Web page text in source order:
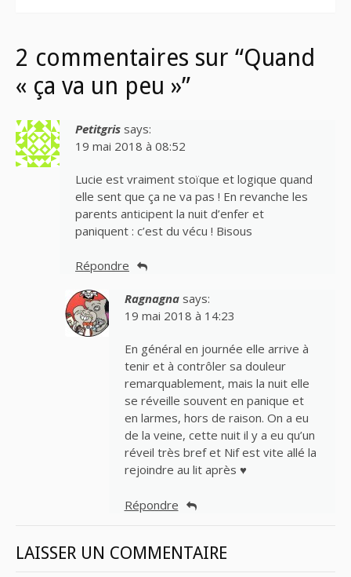
2 commentaires sur “Quand
« ça va un peu »”
Petitgris says:
19 mai 2018 à 08:52
Lucie est vraiment stoïque et logique quand
elle sent que ça ne va pas ! En revanche les
parents anticipent la nuit d’enfer et
paniquent : c’est du vécu ! Bisous
Répondre
Ragnagna says:
19 mai 2018 à 14:23
En général en journée elle arrive à
tenir et à contrôler sa douleur
remarquablement, mais la nuit elle
se réveille souvent en panique et
en larmes, hors de raison. On a eu
de la veine, cette nuit il y a eu qu’un
réveil très bref et Nif est vite allé la
rejoindre au lit après ♥
Répondre
LAISSER UN COMMENTAIRE